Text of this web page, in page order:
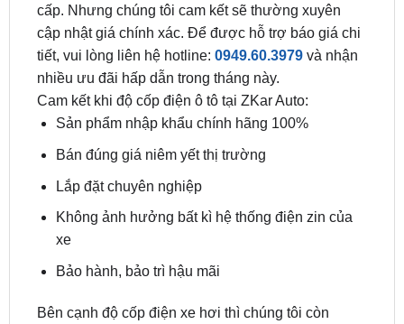
tiết, vui lòng liên hệ hotline:0949.60.3979 và nhận
nhiều ưu đãi hấp dẫn trong tháng này.
Cam kết khi độ cốp điện ô tô tại ZKar Auto:
Sản phẩm nhập khẩu chính hãng 100%
Bán đúng giá niêm yết thị trường
xe
Bảo hành, bảo trì hậu mãi
Bên cạnh độ cốp điện xe hơi thì chúng tôi còn
cửa hít, dán phim cách nhiệt, áp suất lốp…và nhiều